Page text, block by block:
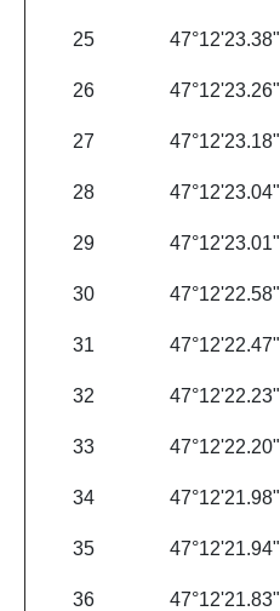
25 47°12'23.38"
26 47°12'23.26"
27 47°12'23.18"
28 47°12'23.04"
29 47°12'23.01"
30 47°12'22.58"
31 47°12'22.47"
32 47°12'22.23"
33 47°12'22.20"
34 47°12'21.98"
35 47°12'21.94"
36 47°12'21.83"